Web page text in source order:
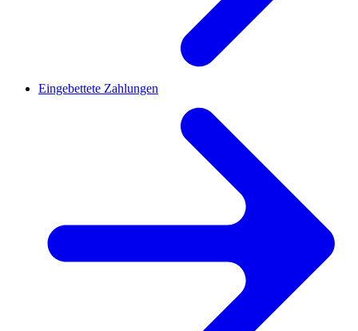
Eingebettete Zahlungen